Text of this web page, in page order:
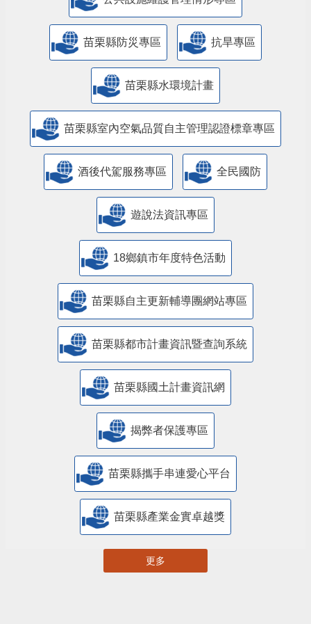
苗栗縣防災專區 抗旱專區
苗栗縣水環境計畫
苗栗縣室內空氣品質自主管理認證標章專區
酒後代駕服務專區 全民國防
遊說法資訊專區
18鄉鎮市年度特色活動
苗栗縣自主更新輔導團網站專區
苗栗縣都市計畫資訊暨查詢系統
苗栗縣國土計畫資訊網
揭弊者保護專區
苗栗縣攜手串連愛心平台
苗栗縣產業金實卓越獎
更多